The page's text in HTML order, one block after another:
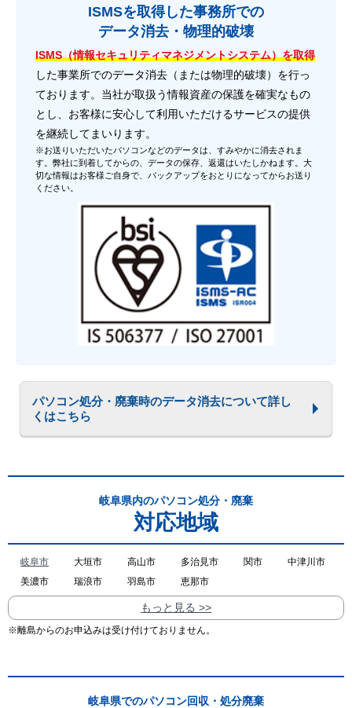
ISMSを取得した事務所での
データ消去・物理的破壊
ISMS（情報セキュリティマネジメントシステム）を取得
した事業所でのデータ消去（または物理的破壊）を行っ
ております。当社が取扱う情報資産の保護を確実なもの
とし、お客様に安心して利用いただけるサービスの提供
を継続してまいります。
※お送りいただいたパソコンなどのデータは、すみやかに消去されま
す。弊社に到着してからの、データの保存、返還はいたしかねます。大
切な情報はお客様ご自身で、バックアップをおとりになってからお送り
ください。
パソコン処分・廃棄時のデータ消去について詳し
くはこちら
岐阜県内のパソコン処分・廃棄
対応地域
岐阜市 大垣市 高山市 多治見市 関市
中津川市
美濃市
瑞浪市 羽島市 恵那市
もっと見る >>
※離島からのお申込みは受け付けておりません。
岐阜県でのパソコン回収・処分廃棄